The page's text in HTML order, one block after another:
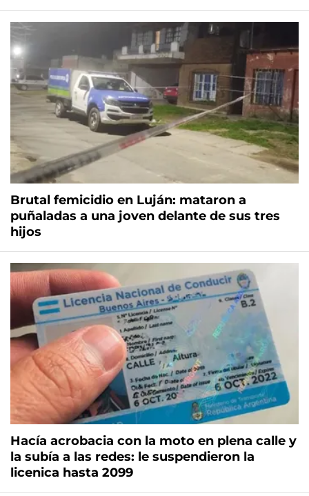
Brutal femicidio en Luján: mataron a
puñaladas a una joven delante de sus tres
hijos
Hacía acrobacia con la moto en plena calle y
la subía a las redes: le suspendieron la
licenica hasta 2099